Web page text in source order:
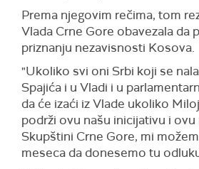
Prema njegovim rečima, tom
Vlada Crne Gore obavezala da
priznanju nezavisnosti Kosova.
"Ukoliko svi oni Srbi koji se
Spajića i u Vladi i u
da će izaći iz Vlade ukoliko
podrži ovu našu inicijativu i ovu
Skupštini Crne Gore, mi
meseca da donesemo tu